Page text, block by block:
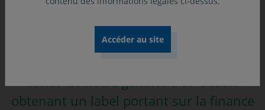
renforcer notre engagement et notre
démarche pour les accompagner dans la
transition énergétique. Covéa
fonds de notre gamme d’OPC taux
obtenant un label portant sur la finance